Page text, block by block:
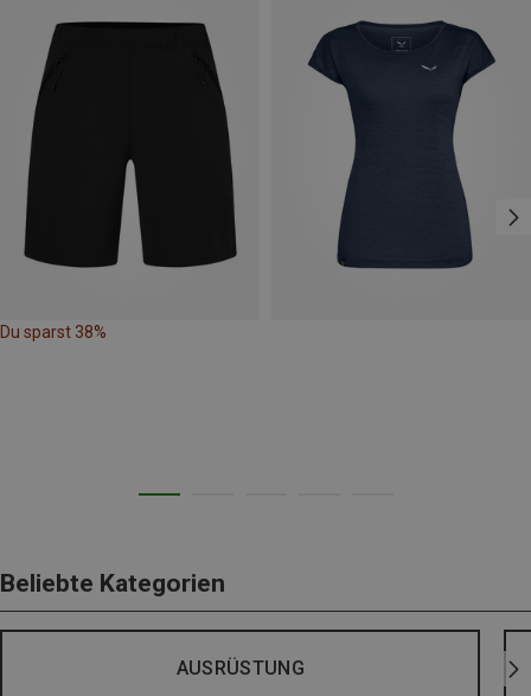
Du sparst 38%
Beliebte Kategorien
AUSRÜSTUNG